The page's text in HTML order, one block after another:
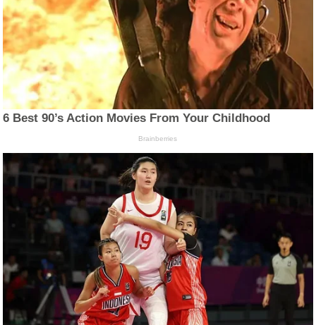
6 Best 90’s Action Movies From Your Childhood
Brainberries